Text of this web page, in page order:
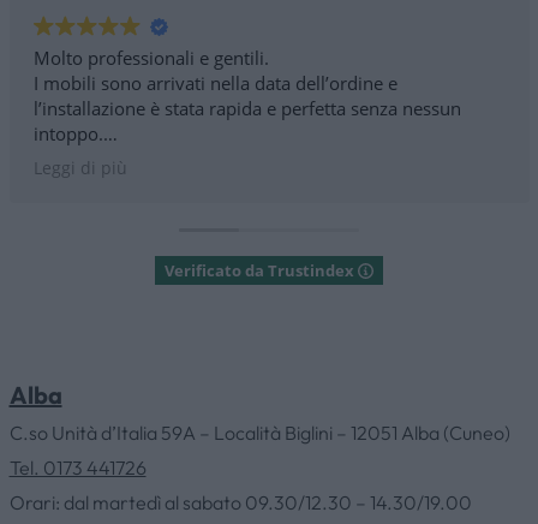
Molto professionali e gentili.
I mobili sono arrivati nella data dell’ordine e
l’installazione è stata rapida e perfetta senza nessun
intoppo.
Consigliatissimo
Leggi di più
Verificato da Trustindex
Alba
C.so Unità d’Italia 59A – Località Biglini – 12051 Alba (Cuneo)
Tel. 0173 441726
Orari: dal martedì al sabato 09.30/12.30 – 14.30/19.00